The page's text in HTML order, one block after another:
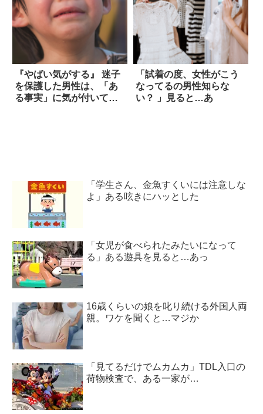
『やばい気がする』 迷子
を保護した男性は、「あ
る事実」に気が付いてゾ
「試着の度、女性がこう
なってるの男性知らな
い？ 」見ると…あ
「学生さん、金魚すくいには注意しな
よ」ある呟きにハッとした
「女児が食べられたみたいになって
る」ある遊具を見ると…あっ
16歳くらいの娘を叱り続ける外国人両
親。ワケを聞くと…マジか
「見てるだけでムカムカ」TDL入口の
荷物検査で、ある一家が…